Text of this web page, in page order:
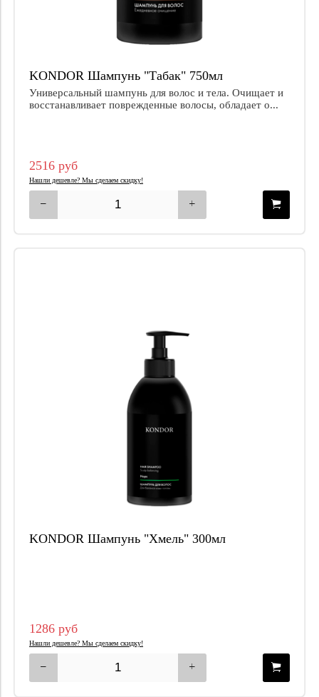
KONDOR Шампунь "Табак" 750мл
Универсальный шампунь для волос и тела. Очищает и
восстанавливает поврежденные волосы, обладает о...
2516 руб
Нашли дешевле? Мы сделаем скидку!
KONDOR Шампунь "Хмель" 300мл
1286 руб
Нашли дешевле? Мы сделаем скидку!